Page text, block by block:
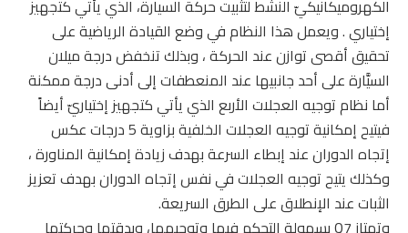
الكهروميكانيكيّ النشط لتثبيت حركة السيارة، الذي يأتي كتجهيز
إختياري . ويعمل هذا النظام في وضع القيادة الرياضية على
تحقيق أقصى توازن عند الحركة ، وبذلك تنخفض درجة ميلان
السيَّارة على أحد جانبيها عند المنعطفات إلى أدنى درجة ممكنة
أما نظام توجيه العجلات الأربع الذي يأتي كتجهيز إختياريّ أيضاً
فيتيح إمكانية توجيه العجلات الخلفية بزاوية 5 درجات عكس
إتجاه الدوران عند إبطاء السرعة بهدف زيادة إمكانية المناورة ،
وكذلك يتيح توجيه العجلات في نفس إتجاه الدوران بهدف تعزيز
الثبات عند الإنطلاق على الطرق السريعة.
وتمتاز Q7 بسهولة التحكم فيها وتوجيهها، وبدقتها وحركتها